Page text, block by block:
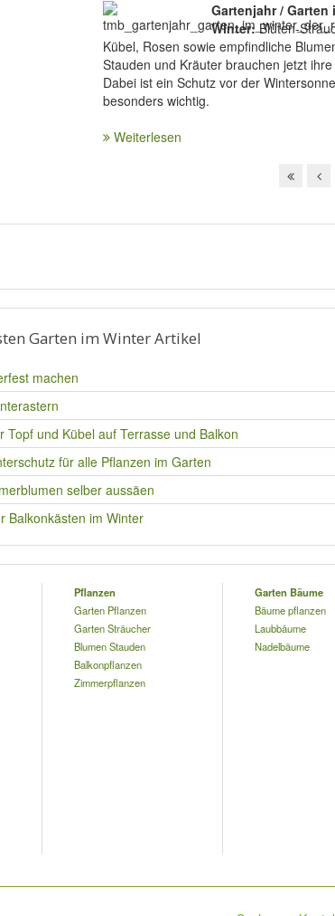
Gartenjahr / Garten
Winter:Blüten-
Kübel, Rosen sowie empfindliche
Stauden und Kräuter brauchen jetzt ihre
Dabei ist ein Schutz vor der Wintersonne
besonders wichtig.
Weiterlesen
Garten im Winter Artikel
machen
Topf und Kübel auf Terrasse und Balkon
für alle Pflanzen im Garten
selber aussäen
Balkonkästen im Winter
Pflanzen
Garten Pflanzen
Garten Sträucher
Blumen Stauden
Balkonpflanzen
Zimmerpflanzen
Garten Bäume
Bäume pflanzen
Laubbäume
Nadelbäume